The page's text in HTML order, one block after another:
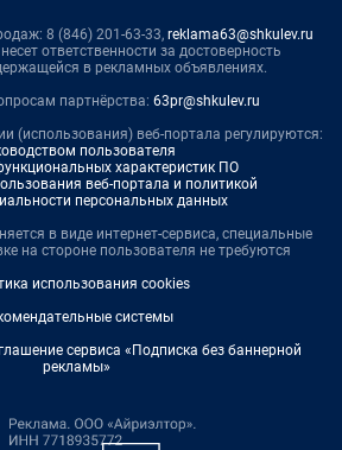
8 (846) 201-63-33, reklama63@shkulev.ru
ответственности за достоверность
в рекламных объявлениях.
партнёрства: 63pr@shkulev.ru
(использования) веб-портала регулируются:
пользователя
характеристик ПО
веб-портала и политикой
персональных данных
в виде интернет-сервиса, специальные
на стороне пользователя не требуются
использования cookies
системы
сервиса «Подписка без баннерной
рекламы»